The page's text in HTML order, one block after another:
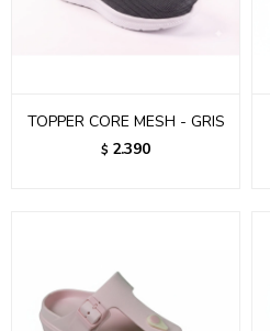
TOPPER CORE MESH - GRIS
$ 2.390